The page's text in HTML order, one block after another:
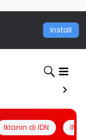
Install
Iklanin di IDN